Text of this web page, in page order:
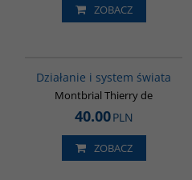
ZOBACZ
Działanie i system świata
Montbrial Thierry de
40.00PLN
ZOBACZ